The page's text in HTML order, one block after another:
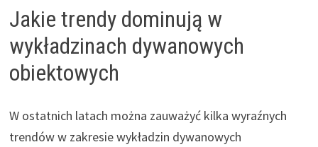
Jakie trendy dominują w
wykładzinach dywanowych
obiektowych
W ostatnich latach można zauważyć kilka wyraźnych
trendów w zakresie wykładzin dywanowych